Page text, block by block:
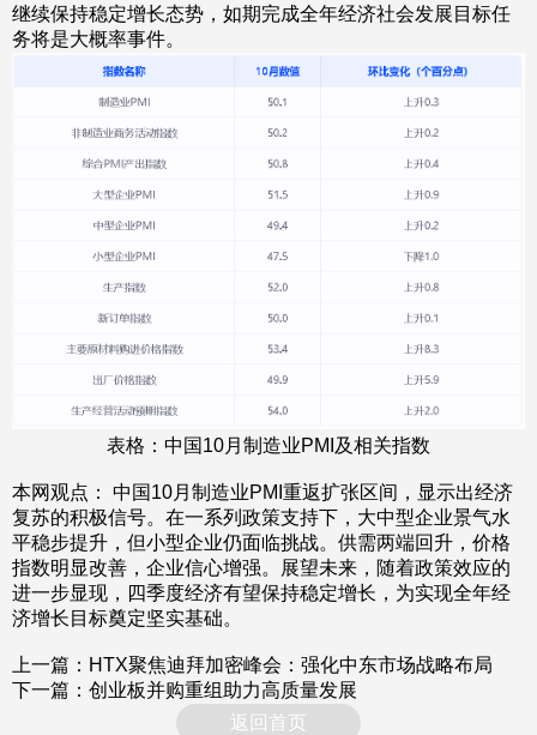
继续保持稳定增长态势，如期完成全年经济社会发展目标任
务将是大概率事件。
表格：中国10月制造业PMI及相关指数
本网观点： 中国10月制造业PMI重返扩张区间，显示出经济
复苏的积极信号。在一系列政策支持下，大中型企业景气水
平稳步提升，但小型企业仍面临挑战。供需两端回升，价格
指数明显改善，企业信心增强。展望未来，随着政策效应的
进一步显现，四季度经济有望保持稳定增长，为实现全年经
济增长目标奠定坚实基础。
上一篇： HTX聚焦迪拜加密峰会：强化中东市场战略布局
下一篇： 创业板并购重组助力高质量发展
返回首页